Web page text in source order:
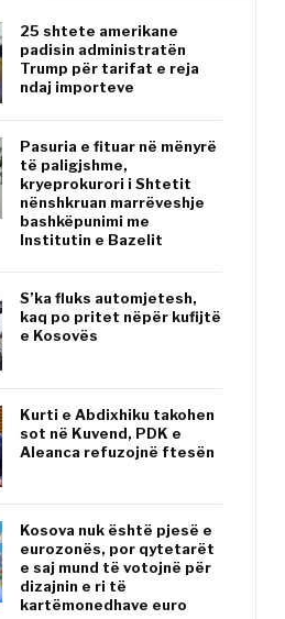
25 shtete amerikane
padisin administratën
Trump për tarifat e reja
ndaj importeve
Pasuria e fituar në mënyrë
të paligjshme,
kryeprokurori i Shtetit
nënshkruan marrëveshje
bashkëpunimi me
Institutin e Bazelit
S’ka fluks automjetesh,
kaq po pritet nëpër kufijtë
e Kosovës
Kurti e Abdixhiku takohen
sot në Kuvend, PDK e
Aleanca refuzojnë ftesën
Kosova nuk është pjesë e
eurozonës, por qytetarët
e saj mund të votojnë për
dizajnin e ri të
kartëmonedhave euro